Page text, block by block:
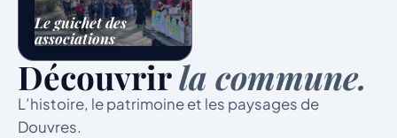
Le guichet des
associations
Découvrirla commune.
L’histoire, le patrimoine et les paysages de
Douvres.